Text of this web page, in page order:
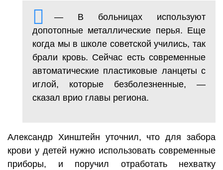
— В больницах используют
допотопные металлические перья. Еще
когда мы в школе советской учились, так
брали кровь. Сейчас есть современные
автоматические пластиковые ланцеты с
иглой, которые безболезненные, —
сказал врио главы региона.
Александр Хинштейн уточнил, что для забора
крови у детей нужно использовать современные
приборы, и поручил отработать нехватку